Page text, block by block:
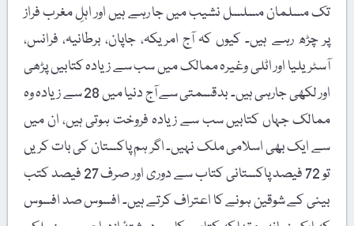
تک مسلمان مسلسل نشیب میں جا رہے ہیں اور اہلِ مغرب فراز
پر چڑھ رہے ہیں۔ کیوں کہ آج امریکہ، جاپان، برطانیہ، فرانس،
آسٹریلیا اور اٹلی وغیرہ ممالک میں سب سے زیادہ کتابیں پڑھی
اور لکھی جارہی ہیں۔ بدقسمتی سے آج دنیا میں 28 سے زیادہ وہ
ممالک جہاں کتابیں سب سے زیادہ فروخت ہوتی ہیں، ان میں
سے ایک بھی اسلامی ملک نہیں۔ اگر ہم پاکستان کی بات کریں
تو 72 فیصد پاکستانی کتاب سے دوری اور صرف 27 فیصد کتب
بینی کے شوقین ہونے کا اعتراف کرتے ہیں۔ افسوس صد افسوس